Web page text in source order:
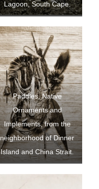
Lagoon, South Cape.
Paddles, Native
Ornaments and
Implements, from the
neighborhood of Dinner
Island and China Strait.